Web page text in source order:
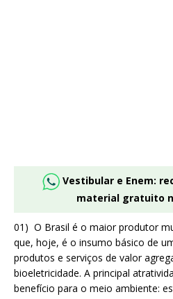
Vestibular e Enem:
material gratuito
01) O Brasil é o maior produtor
que, hoje, é o insumo básico de
produtos e serviços de valor
bioeletricidade. A principal
benefício para o meio ambiente: